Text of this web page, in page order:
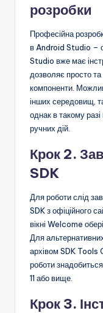
розробки
Професійна
в Android Studio –
Studio вже має
дозволяє просто
компоненти.
інших середовищ,
однак в такому
ручних дій.
Крок 2.
SDK
Для роботи слід
SDK з офіційного
вікні Welcome
Для
архівом SDK Tools
роботи
11 або вище.
Крок 3.